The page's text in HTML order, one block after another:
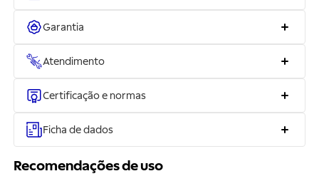
Garantia
Atendimento
Certificação e normas
Ficha de dados
Recomendações de uso